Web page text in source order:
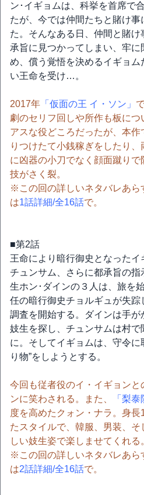
ン･イギョムは、科挙を首席で
たが、今では仲間たちと賭け
た。そんなある日、仲間と賭
承旨に見つかってしまい、牢
め、償う覚悟を決めるイギョ
い王命を受け…。
2017年 「仮面の王 イ・ソン」
劇のセリフ回しや所作も板につ
アスな役どころだったが、本
りつけたて小銭稼ぎをしたり
に凶器の小刀でなく顔面蹴り
技がさく裂。
※この回の詳しいネタバレあら
は1話詳細/全16話で。
■第2話
王命により暗行御史となったイ
チュンサム、さらに都承旨の
生ホン･ダインの３人は、旅を
任の暗行御史チョルギュが失
調査を開始する。ダインは手が
妓生を探し、チュンサムは村で
に。そしてイギョムは、守令に
り物”をしようとする。
今回も従者役のイ・イギョンと
ンに笑わされる。また、
「梨泰
度を高めたクォン・ナラ。身
たスタイルで、韓服、男装、
しい妓生姿で楽しませてくれる
※この回の詳しいネタバレあら
は2話詳細/全16話で。